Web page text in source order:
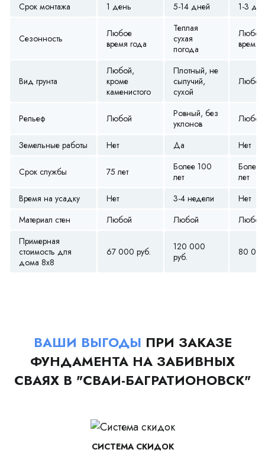
Срок монтажа
1 день 5-14 дней 1-3
Сезонность
Любое
время года
Теплая
сухая
погода
Любое
время
Вид грунта
Любой,
кроме
каменистого
Плотный, не
сыпучий,
сухой
Любой
Рельеф Любой
Ровный, без
уклонов
Любой
Земельные работы Нет Да Нет
Срок службы 75 лет
Более 100
лет
Более
лет
Время на усадку
Нет 3-4 недели
Нет
Материал стен
Любой Любой
Любой
Примерная
стоимость для
дома 8х8
67 000 руб.
120 000
руб.
80
ВАШИ ВЫГОДЫ ПРИ ЗАКАЗЕ
ФУНДАМЕНТА НА ЗАБИВНЫХ
СВАЯХ В "СВАИ-БАГРАТИОНОВСК"
СИСТЕМА СКИДОК